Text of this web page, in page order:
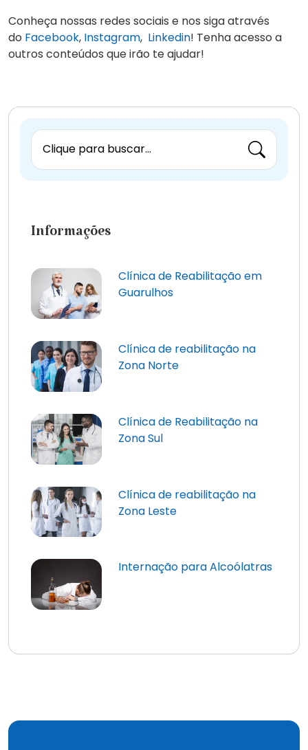
Conheça nossas redes sociais e nos siga através
do Facebook, Instagram, Linkedin! Tenha acesso a
outros conteúdos que irão te ajudar!
Clique para buscar...
Informações
Clínica de Reabilitação em
Guarulhos
Clínica de reabilitação na
Zona Norte
Clínica de Reabilitação na
Zona Sul
Clínica de reabilitação na
Zona Leste
Internação para Alcoólatras